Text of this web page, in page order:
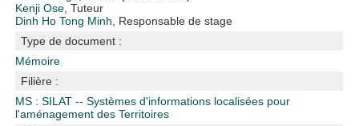
Kenji Ose , Tuteur
Dinh Ho Tong Minh , Responsable de stage
Type de document :
Mémoire
Filière :
MS : SILAT -- Systèmes d'informations localisées pour
l'aménagement des Territoires